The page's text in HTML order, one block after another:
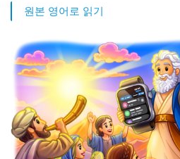
원본 영어로 읽기